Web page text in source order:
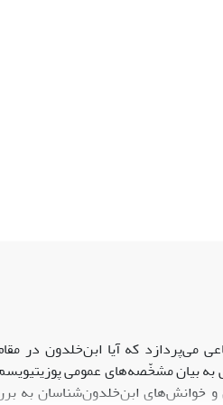
مى‌پردازد که آیا ابن‌خلدون در
به بیان مشخّصه‌هاى عمومى
و خوانش‌هاى ابن‌خلدون‌شناسان به